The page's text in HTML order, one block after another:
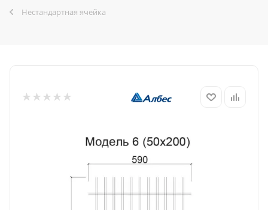
Нестандартная ячейка